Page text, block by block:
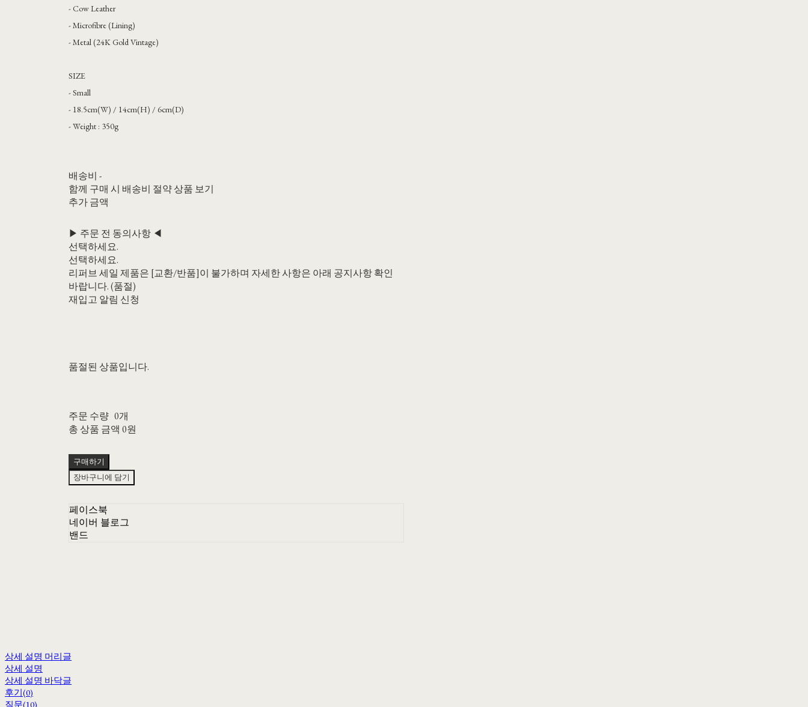
- Cow Leather
- Microfibre (Lining)
- Metal (24K Gold Vintage)
SIZE
- Small
- 18.5cm(W) / 14cm(H) / 6cm(D)
- Weight : 350g
배송비-
함께 구매 시 배송비 절약 상품 보기
추가 금액
▶ 주문 전 동의사항 ◀
선택하세요.
선택하세요.
리퍼브 세일 제품은 [교환/반품]이 불가하며 자세한 사항은 아래 공지사항 확인
바랍니다. (품절)
재입고 알림 신청
품절된 상품입니다.
주문 수량 0개
총 상품 금액 0원
구매하기
장바구니에 담기
페이스북
네이버 블로그
밴드
상세 설명 머리글
상세 설명
상세 설명 바닥글
후기(0)
질문(10)